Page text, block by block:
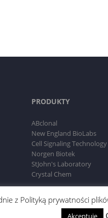
PRODUKTY
ABclonal
New England BioLabs
Cell Signaling Technology
Norgen Biotek
StJohn's Laboratory
Crystal Chem
z Polityką prywatności
Akceptuję